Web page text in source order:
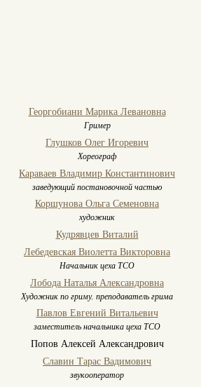
Георгобиани Марика Левановна
Гример
Глушков Олег Игоревич
Хореограф
Караваев Владимир Константинович
заведующий постановочной частью
Коршунова Ольга Семеновна
художник
Кудрявцев Виталий
Лебедевская Виолетта Викторовна
Начальник цеха ТСО
Лобода Наталья Александровна
Художник по гриму, преподаватель грима
Павлов Евгений Витальевич
заместитель начальника цеха ТСО
Попов Алексей Александрович
Славин Тарас Вадимович
звукооператор